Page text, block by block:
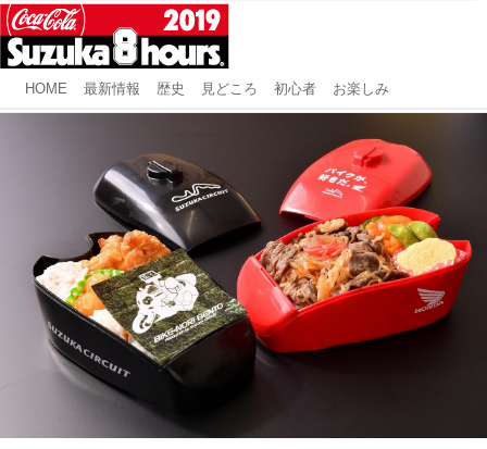
HOME 最新情報 歴史 見どころ 初心者 お楽しみ